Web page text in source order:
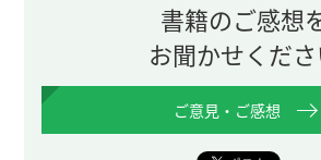
書籍のご感想
お聞かせくだ
ご意見・ご感想